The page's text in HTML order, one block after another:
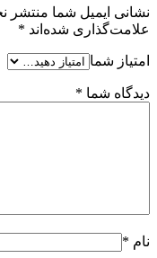
نشانی ایمیل شما منتشر
علامت‌گذاری شده‌اند *
امتیاز شما
دیدگاه شما *
نام *